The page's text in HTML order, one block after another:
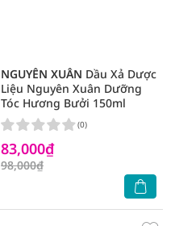
NGUYÊN XUÂN Dầu Xả Dược
Liệu Nguyên Xuân Dưỡng
Tóc Hương Bưởi 150ml
83,000₫
98,000₫
(0)